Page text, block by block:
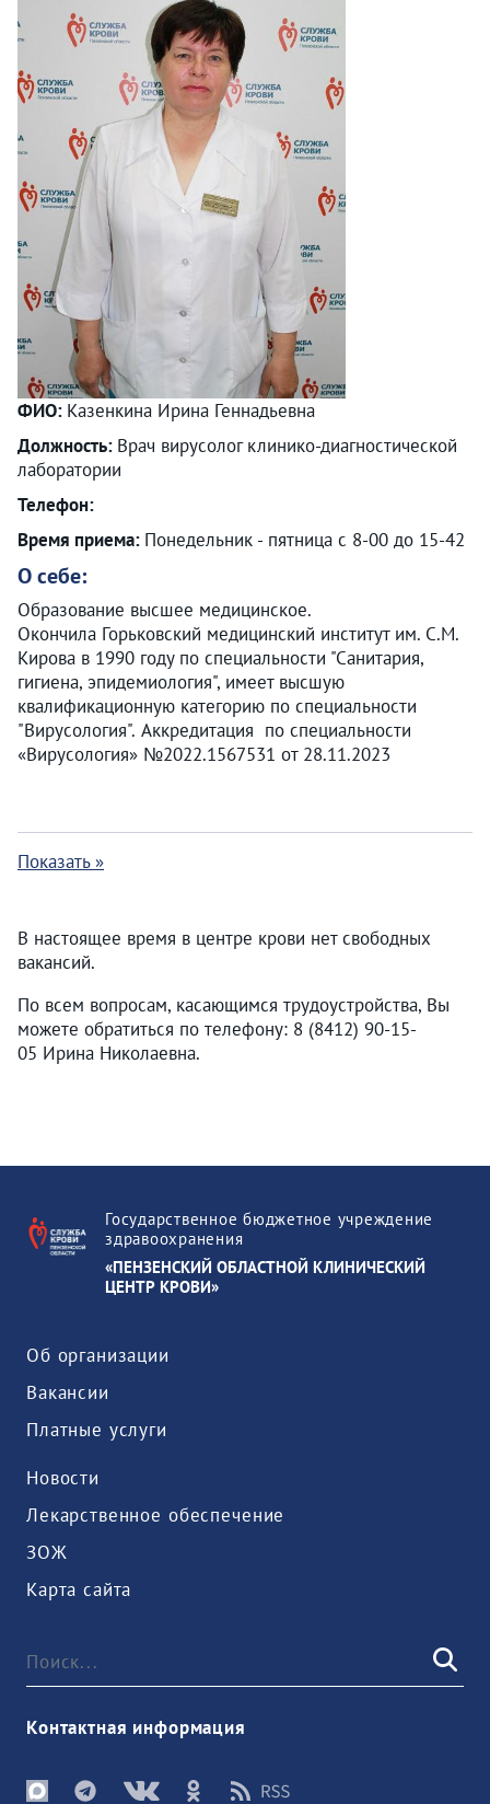
ФИО: Казенкина Ирина Геннадьевна
Должность: Врач вирусолог клинико-диагностической
лаборатории
Телефон:
Время приема: Понедельник - пятница с 8-00 до 15-42
О себе:
Образование высшее медицинское.
Окончила Горьковский медицинский институт им. С.М.
Кирова в 1990 году по специальности "Санитария,
гигиена, эпидемиология", имеет высшую
квалификационную категорию по специальности
"Вирусология". Аккредитация по специальности
«Вирусология» №2022.1567531 от 28.11.2023
Показать »
В настоящее время в центре крови нет свободных
вакансий.
По всем вопросам, касающимся трудоустройства, Вы
можете обратиться по телефону: 8 (8412) 90-15-
05 Ирина Николаевна.
Государственное бюджетное учреждение
здравоохранения
«ПЕНЗЕНСКИЙ ОБЛАСТНОЙ КЛИНИЧЕСКИЙ
ЦЕНТР КРОВИ»
Об организации
Вакансии
Платные услуги
Новости
Лекарственное обеспечение
ЗОЖ
Карта сайта
Контактная информация